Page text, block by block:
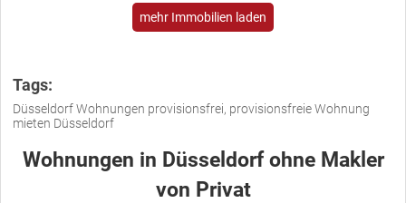
mehr Immobilien laden
Tags:
Düsseldorf Wohnungen provisionsfrei, provisionsfreie Wohnung
mieten Düsseldorf
Wohnungen in Düsseldorf ohne Makler
von Privat